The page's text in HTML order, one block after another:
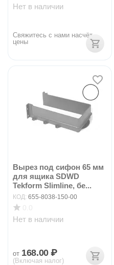
Нет в наличии
Свяжитесь с нами насчёт
цены
Вырез под сифон 65 мм
для ящика SDWD
Tekform Slimline, бе...
КОД: 655-8038-150-00
Нет в наличии
от 168.00 ₽
(Включая налог)